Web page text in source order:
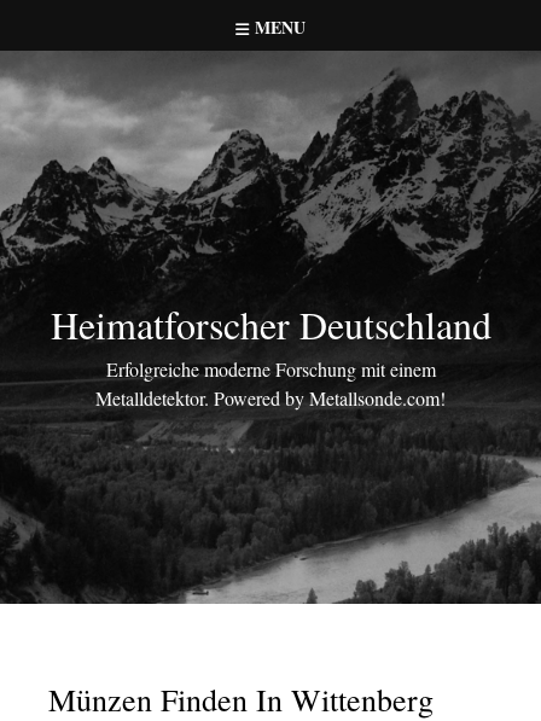
to
content
MENU
Heimatforscher Deutschland
Erfolgreiche moderne Forschung mit einem
Metalldetektor. Powered by Metallsonde.com!
Münzen Finden In Wittenberg